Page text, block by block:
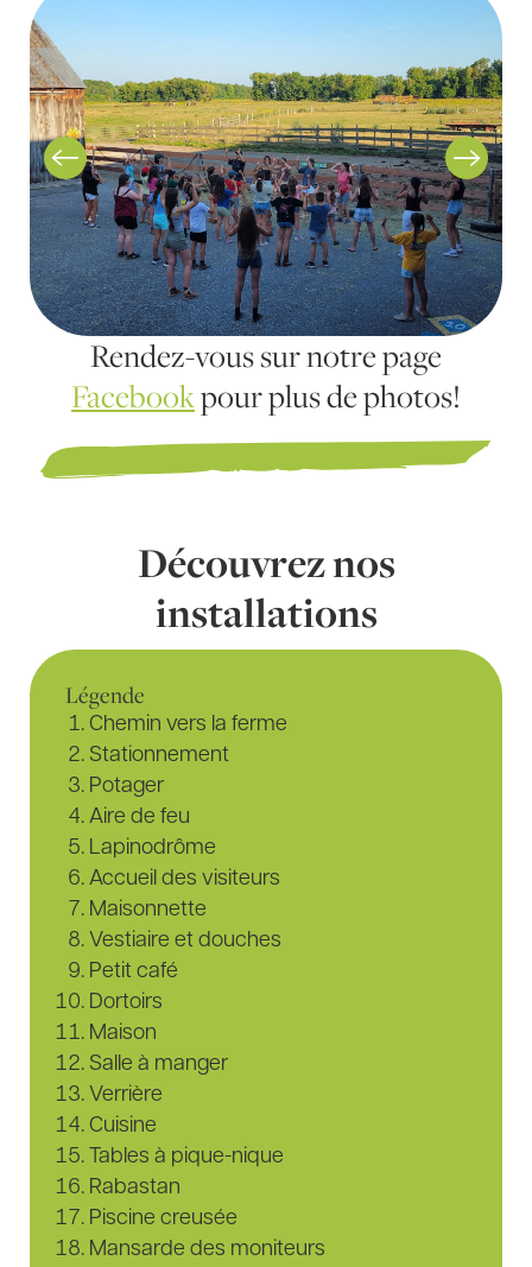
Rendez-vous sur notre page
Facebookpour plus de photos!
Découvrez nos
installations
Légende
Chemin vers la ferme
Stationnement
Potager
Aire de feu
Lapinodrôme
Accueil des visiteurs
Maisonnette
Vestiaire et douches
Petit café
Dortoirs
Maison
Salle à manger
Verrière
Cuisine
Tables à pique-nique
Rabastan
Piscine creusée
Mansarde des moniteurs